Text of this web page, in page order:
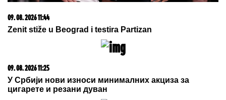
1500 BESPLATNIH SPINOVA